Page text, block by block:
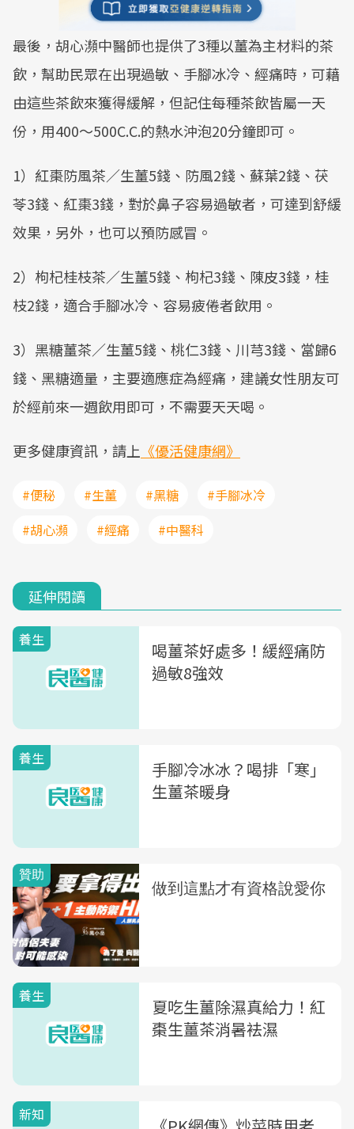
最後，胡心瀕中醫師也提供了3種以薑為主材料的茶
飲，幫助民眾在出現過敏、手腳冰冷、經痛時，可藉
由這些茶飲來獲得緩解，但記住每種茶飲皆屬一天
份，用400～500C.C.的熱水沖泡20分鐘即可。
1）紅棗防風茶／生薑5錢、防風2錢、蘇葉2錢、茯
苓3錢、紅棗3錢，對於鼻子容易過敏者，可達到舒緩
效果，另外，也可以預防感冒。
2）枸杞桂枝茶／生薑5錢、枸杞3錢、陳皮3錢，桂
枝2錢，適合手腳冰冷、容易疲倦者飲用。
3）黑糖薑茶／生薑5錢、桃仁3錢、川芎3錢、當歸6
錢、黑糖適量，主要適應症為經痛，建議女性朋友可
於經前來一週飲用即可，不需要天天喝。
更多健康資訊，請上 《優活健康網》
#便秘 #生薑 #黑糖
#手腳冰冷
#胡心瀕
#經痛 #中醫科
延伸閱讀
養生
喝薑茶好處多！緩經痛防
過敏8強效
養生
手腳冷冰冰？喝排「寒」
生薑茶暖身
養生
夏吃生薑除濕真給力！紅
棗生薑茶消暑袪濕
新知